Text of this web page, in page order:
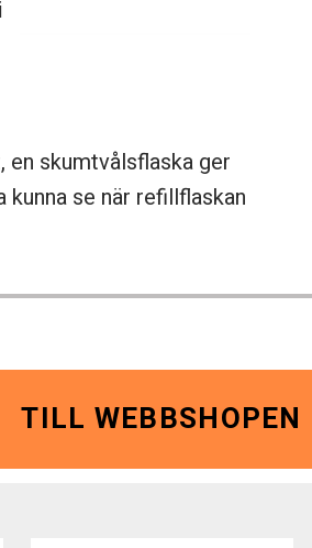
skumtvålsflaska ger
se när refillflaskan
TILL WEBBSHOPEN